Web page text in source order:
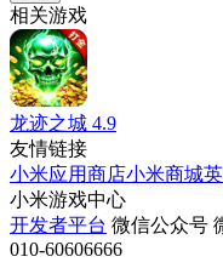
相关游戏
龙迹之城 4.9
友情链接
小米应用商店小米商城
小米游戏中心
开发者平台 微信公众号
010-60606666